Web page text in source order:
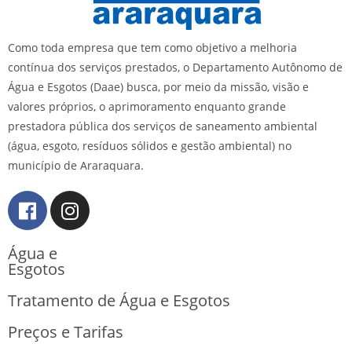
Como toda empresa que tem como objetivo a melhoria
contínua dos serviços prestados, o Departamento Autônomo de
Água e Esgotos (Daae) busca, por meio da missão, visão e
valores próprios, o aprimoramento enquanto grande
prestadora pública dos serviços de saneamento ambiental
(água, esgoto, resíduos sólidos e gestão ambiental) no
município de Araraquara.
Água e
Esgotos
Tratamento de Água e Esgotos
Preços e Tarifas